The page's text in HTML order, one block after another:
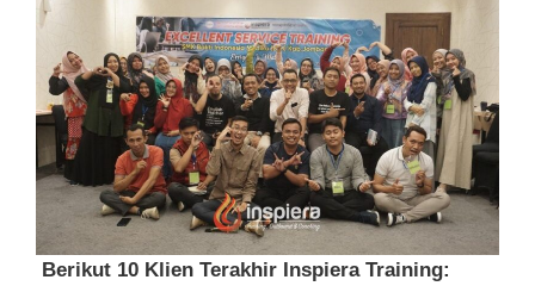
Berikut 10 Klien Terakhir Inspiera Training: